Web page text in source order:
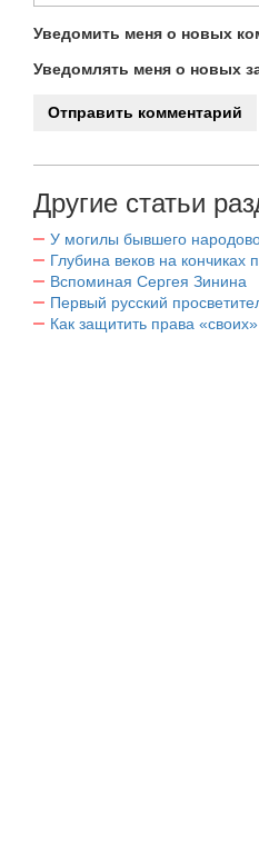
Уведомить меня о новых
Уведомлять меня о новых
Другие статьи
У могилы бывшего
Глубина веков на кончиках
Вспоминая Сергея Зинина
Первый русский
Как защитить права «своих»